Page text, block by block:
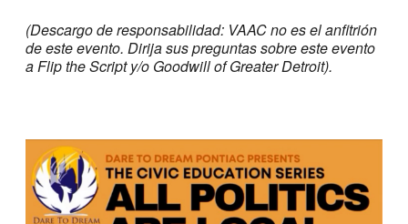
(Descargo de responsabilidad: VAAC no es el anfitrión
de este evento. Dirija sus preguntas sobre este evento
a Flip the Script y/o Goodwill of Greater Detroit).